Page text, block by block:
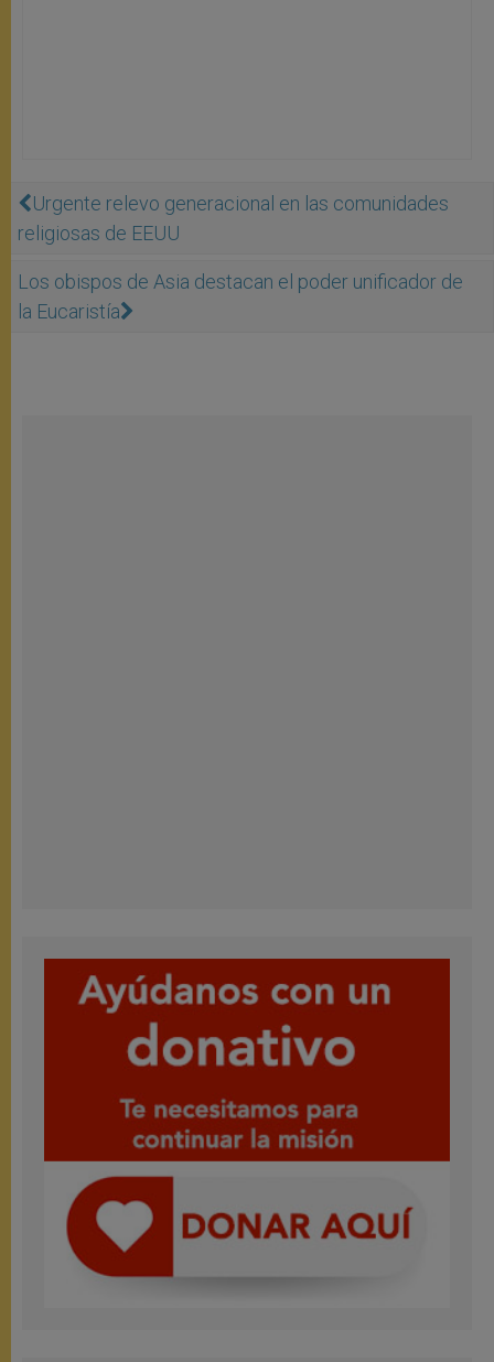
Urgente relevo generacional en las comunidades
religiosas de EEUU
Los obispos de Asia destacan el poder unificador de
la Eucaristía